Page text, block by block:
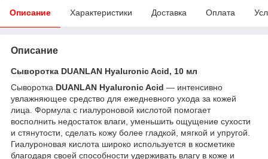
Описание Характеристики Доставка Оплата
Описание
Сыворотка DUANLAN Hyaluronic Acid, 10 мл
Сыворотка DUANLAN Hyaluronic Acid — интенсивно
увлажняющее средство для ежедневного ухода за кожей
лица. Формула с гиалуроновой кислотой помогает
восполнить недостаток влаги, уменьшить ощущение сухости
и стянутости, сделать кожу более гладкой, мягкой и упругой.
Гиалуроновая кислота широко используется в косметике
благодаря своей способности удерживать влагу в коже и